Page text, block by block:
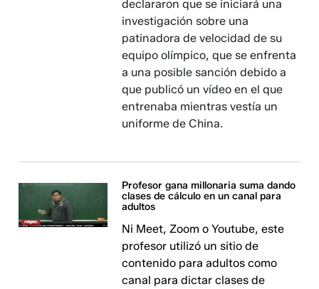
declararon que se iniciará una
investigación sobre una
patinadora de velocidad de su
equipo olímpico, que se enfrenta
a una posible sanción debido a
que publicó un vídeo en el que
entrenaba mientras vestía un
uniforme de China.
Profesor gana millonaria suma dando
clases de cálculo en un canal para
adultos
Ni Meet, Zoom o Youtube, este
profesor utilizó un sitio de
contenido para adultos como
canal para dictar clases de